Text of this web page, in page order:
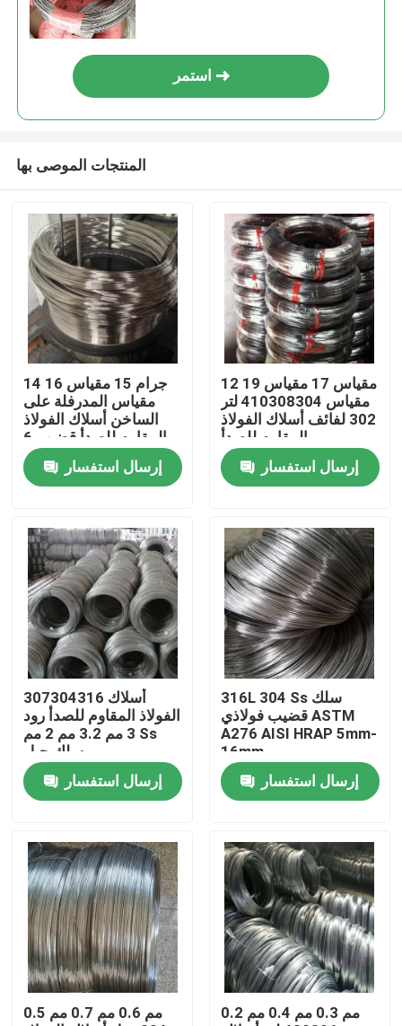
حول بنا
إتصال
المنتجات
أنبوب دائري من الفولاذ المقاوم للصدأ
ورقة لوحة الفولاذ المقاوم للصدأ
لفائف الفولاذ المقاوم للصدأ
أنبوب مربع SS
أنابيب الفولاذ المقاوم للصدأ غير الملحومة
قطاع الفولاذ المقاوم للصدأ
استمر
المنتجات الموصى بها
14 جرام 15 مقياس 16
مقياس المدرفلة على
الساخن أسلاك الفولاذ
المقاوم للصدأ قضيب 6
مم الصف 304316
إرسال استفسار
12 مقياس 17 مقياس 19
مقياس 410308304 لتر
302 لفائف أسلاك الفولاذ
المقاوم للصدأ
إرسال استفسار
307304316 أسلاك
الفولاذ المقاوم للصدأ رود
3 مم 3.2 مم 2 مم Ss
سلك حبل
إرسال استفسار
316L 304 Ss سلك
قضيب فولاذي ASTM
A276 AISI HRAP 5mm-
16mm
إرسال استفسار
0.5 مم 0.6 مم 0.7 مم
0.2 مم 0.3 مم 0.4 مم